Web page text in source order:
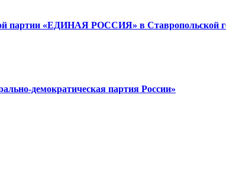
партии «ЕДИНАЯ РОССИЯ» в Ставропольской
демократическая партия России»